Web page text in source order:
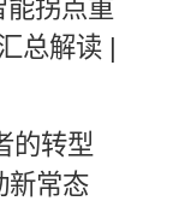
拐点重
总解读 |
的转型
新常态